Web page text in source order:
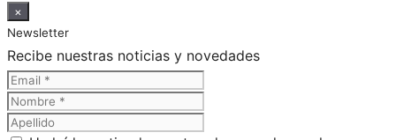
×
Newsletter
Recibe nuestras noticias y novedades